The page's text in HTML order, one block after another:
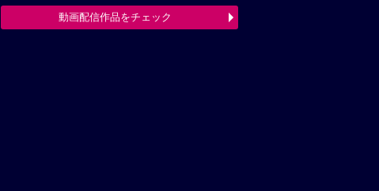
動画配信作品をチェック